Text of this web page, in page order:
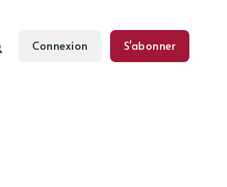
Connexion S'abonner